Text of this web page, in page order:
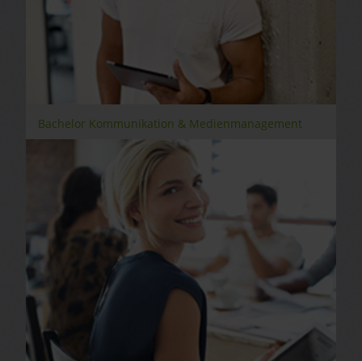
Bachelor Kommunikation & Medienmanagement